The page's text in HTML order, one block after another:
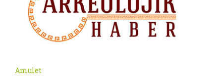
Amulet